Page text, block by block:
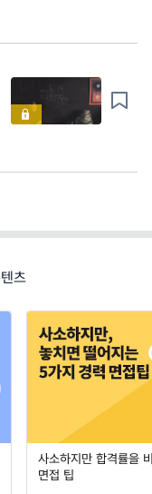
츠
사소하지만 합격률을
면접 팁